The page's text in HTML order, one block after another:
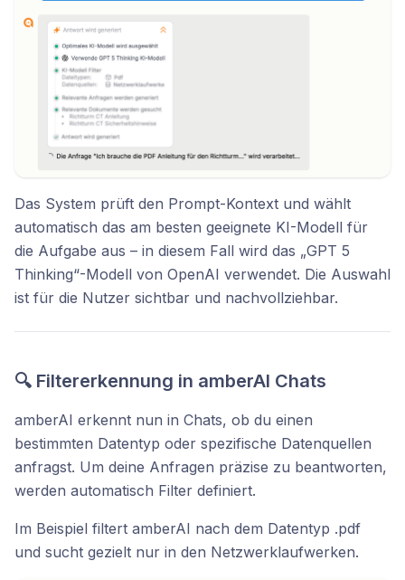
Das System prüft den Prompt-Kontext und wählt
automatisch das am besten geeignete KI-Modell für
die Aufgabe aus – in diesem Fall wird das „GPT 5
Thinking“-Modell von OpenAI verwendet. Die Auswahl
ist für die Nutzer sichtbar und nachvollziehbar.
🔍 Filtererkennung in amberAI Chats
amberAI erkennt nun in Chats, ob du einen
bestimmten Datentyp oder spezifische Datenquellen
anfragst. Um deine Anfragen präzise zu beantworten,
werden automatisch Filter definiert.
Im Beispiel filtert amberAI nach dem Datentyp .pdf
und sucht gezielt nur in den Netzwerklaufwerken.